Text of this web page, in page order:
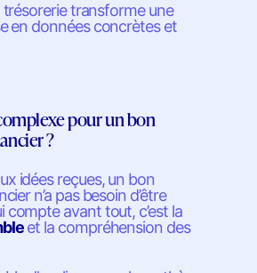
transforme une
en données concrètes et
pour un bon
?
idées reçues, un bon
n’a pas besoin d’être
compte avant tout, c’est la
et la compréhension des